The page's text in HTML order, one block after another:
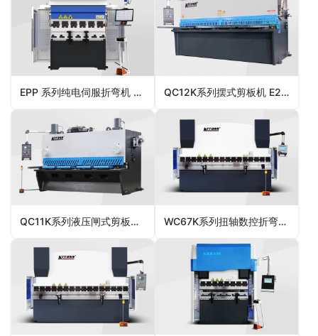
EPP 系列纯电伺服折弯机 DELEM DA69S QC12K系列摆式剪板机 E21S
QC11K系列液压闸式剪板机 E21S WC67K系列扭轴数控折弯机 E310P